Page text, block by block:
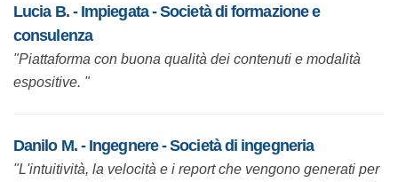
Lucia B. - Impiegata - Società di formazione e
consulenza
"Piattaforma con buona qualità dei contenuti e modalità
espositive. "
Danilo M. - Ingegnere - Società di ingegneria
"L'intuitività, la velocità e i report che vengono generati per il